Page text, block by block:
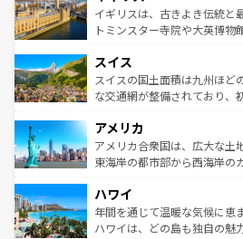
香り高いラベンダー畑など、
らに、パリ以外の地域にも魅
れる地方に足を運ぶとそれぞ
きるだろう。 なお、新
を参照してほしい。
ルリンの文化的活気、バイエ
してライン川沿いのワイン畑
は、お酒好きな人にはぜひ体験してほ
ドイツ情報はコンテンツ一覧
イギリスは、古きよき伝統と
トミンスター寺院や大英博物
リアごとに異なる魅力がある
ティー、ビール好きにはたま
戦など、本場だからこそでき
ンツ一覧を参照してほしい。
スイス
スイスの国土面積は九州ほど
な交通網が整備されており、
の建物がそのまま残る町や、
博物館もあり、アルプス観光
ことができる。国民の所得が
ば市内交通費無料で観光を楽しむこ
着のスイス情報はコンテンツ
アメリカ
アメリカ合衆国は、広大な土
東海岸の都市部から西海岸の
のような巨大都市は、観光、
ンメントが詰まった刺激的な
西部には大自然が広がり、グ
ハワイ
年間を通じて温暖な気候に恵
ハワイは、どの島も独自の魅